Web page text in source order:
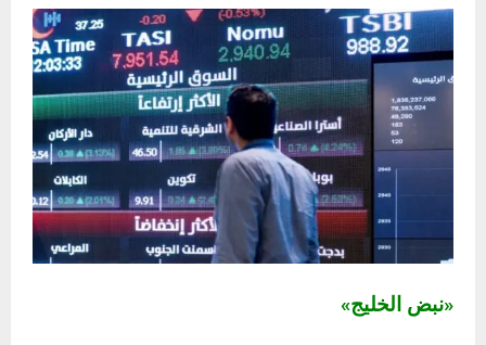
«نبض الخليج»